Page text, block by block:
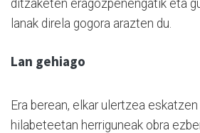
ditzaketen eragozpenengatik eta
lanak direla gogora arazten du.
Lan gehiago
Era berean, elkar ulertzea
hilabeteetan herriguneak obra